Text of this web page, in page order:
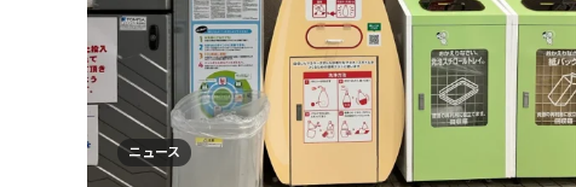
ニュース